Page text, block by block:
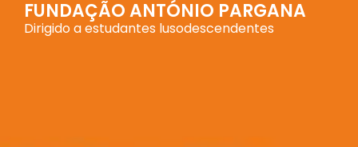
FUNDAÇÃO ANTÓNIO PARGANA
Dirigido a estudantes lusodescendentes